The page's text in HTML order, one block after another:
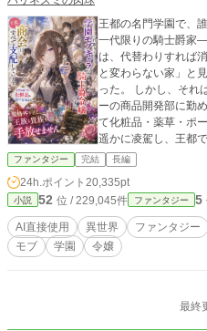
王都の名門学園で、
一代限りの騎士爵家
は、代替わりすれば
と変わらない家」と
った。 しかし、それは表向きの姿。 彼女は前世で化学メーカ
ーの商品開発部に勤
て化粧品・薬草・ポ
遥かに凌駕し、王都
彼女が裏から支配す
王妃や王女が愛用す
ョン、冒険者が命を
張り巡らされ、気付
ない。 それでも本人は「商売は裏方が一番」と学園では目立
たず静かに卒業したいだけ。 だが王太子の
同士の利権争い、王
売"で王国を救う、
ファンタジー 完結 長編
24h.ポイント 20,335pt
小説 52 位 / 229,045件 ファンタジー 5
AI直接使用 異世界 ファンタジー
モブ
学園 令嬢
最終